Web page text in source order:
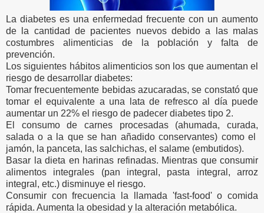
La diabetes es una enfermedad frecuente con un aumento
de la cantidad de pacientes nuevos debido a las malas
costumbres alimenticias de la población y falta de
prevención.
Los siguientes hábitos alimenticios son los que aumentan el
riesgo de desarrollar diabetes:
Tomar frecuentemente bebidas azucaradas, se constató que
tomar el equivalente a una lata de refresco al día puede
aumentar un 22% el riesgo de padecer diabetes tipo 2.
El consumo de carnes procesadas (ahumada, curada,
salada o a la que se han añadido conservantes) como el
jamón, la panceta, las salchichas, el salame (embutidos).
Basar la dieta en harinas refinadas. Mientras que consumir
alimentos integrales (pan integral, pasta integral, arroz
integral, etc.) disminuye el riesgo.
Consumir con frecuencia la llamada 'fast-food' o comida
rápida. Aumenta la obesidad y la alteración metabólica.